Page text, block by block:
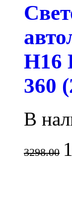
H16
360
В
3298.00